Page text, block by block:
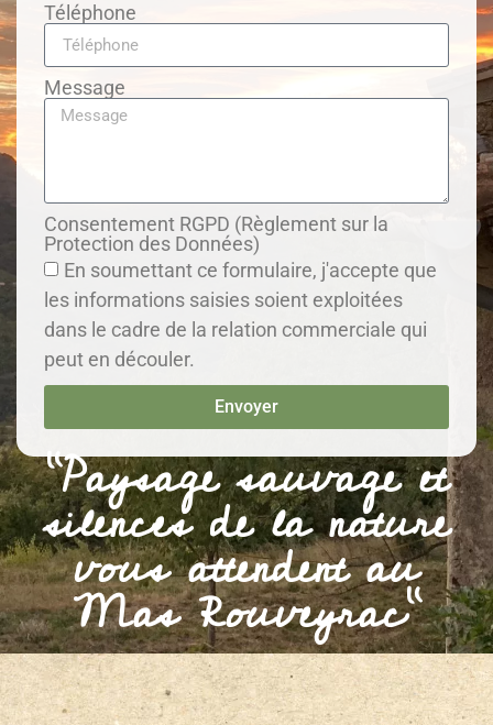
Téléphone
Message
Consentement RGPD (Règlement sur la
Protection des Données)
En soumettant ce formulaire, j'accepte que
les informations saisies soient exploitées
dans le cadre de la relation commerciale qui
peut en découler.
Envoyer
"Paysage sauvage et
silences de la nature
vous attendent au
Mas Rouveyrac"